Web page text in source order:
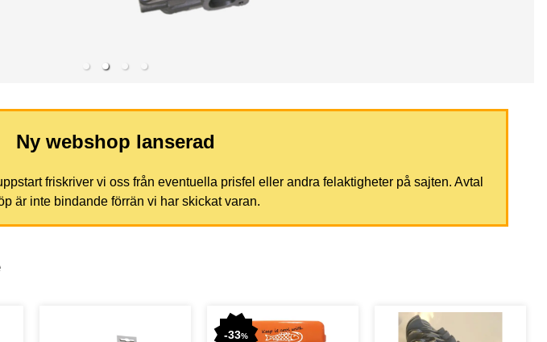
Ny webshop lanserad
friskriver vi oss från eventuella prisfel eller andra felaktigheter på sajten. Avtal
är inte bindande förrän vi har skickat varan.
-33%